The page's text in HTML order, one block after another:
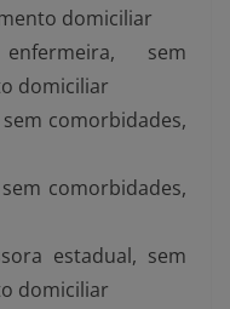
domiciliar
sem
domiciliar
comorbidades,
comorbidades,
estadual, sem
domiciliar